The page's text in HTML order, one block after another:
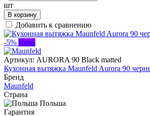
шт
В корзину
Добавить к сравнению
-5% Ночь
Артикул: AURORA 90 Black matted
Кухонная вытяжка Maunfeld Aurora 90
Бренд
Maunfeld
Страна
Польша
Гарантия